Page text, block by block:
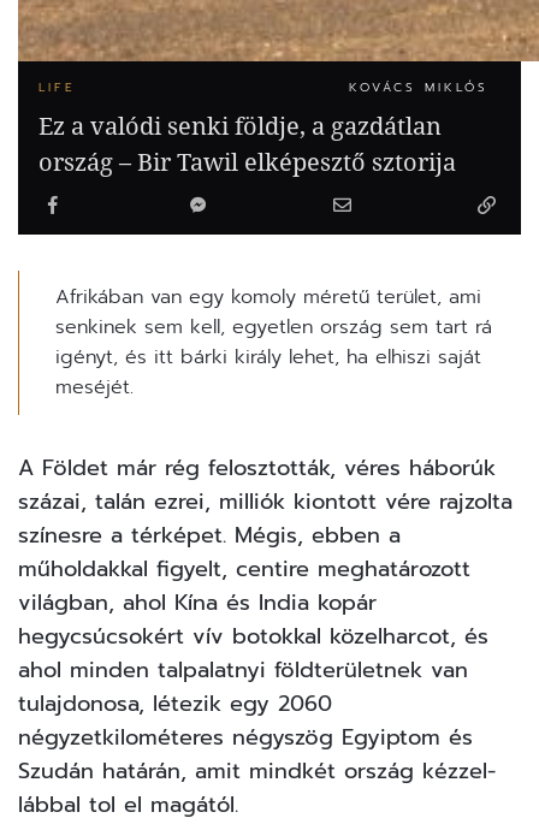
LIFE KOVÁCS MIKLÓS
Ez a valódi senki földje, a gazdátlan
ország – Bir Tawil elképesztő sztorija
Afrikában van egy komoly méretű terület, ami
senkinek sem kell, egyetlen ország sem tart rá
igényt, és itt bárki király lehet, ha elhiszi saját
meséjét.
A Földet már rég felosztották, véres háborúk
százai, talán ezrei, milliók kiontott vére rajzolta
színesre a térképet. Mégis, ebben a
műholdakkal figyelt, centire meghatározott
világban, ahol Kína és India kopár
hegycsúcsokért vív botokkal közelharcot, és
ahol minden talpalatnyi földterületnek van
tulajdonosa, létezik egy 2060
négyzetkilométeres négyszög Egyiptom és
Szudán határán, amit mindkét ország kézzel-
lábbal tol el magától.